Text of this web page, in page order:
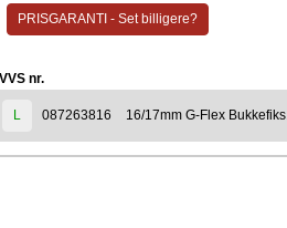
PRISGARANTI - Set billigere?
VVS nr.
L 087263816 16/17mm G-Flex